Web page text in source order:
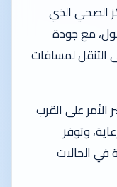
الصحي الذي
مع جودة
التنقل لمسافات
على القرب
وتوفر
في الحالات